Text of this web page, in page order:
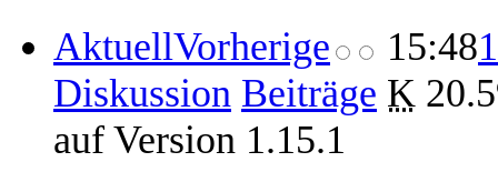
AktuellVorherige 15:48
Diskussion Beiträge K
auf Version 1.15.1